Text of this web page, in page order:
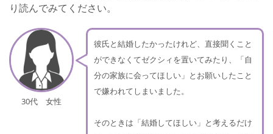
り読んでみてください。
30代 女性
彼氏と結婚したかったけれど、直接聞くこと
ができなくてゼクシィを置いてみたり、「自
分の家族に会ってほしい」とお願いしたこと
で嫌われてしまいました。
そのときは「結婚してほしい」と考えるだけ